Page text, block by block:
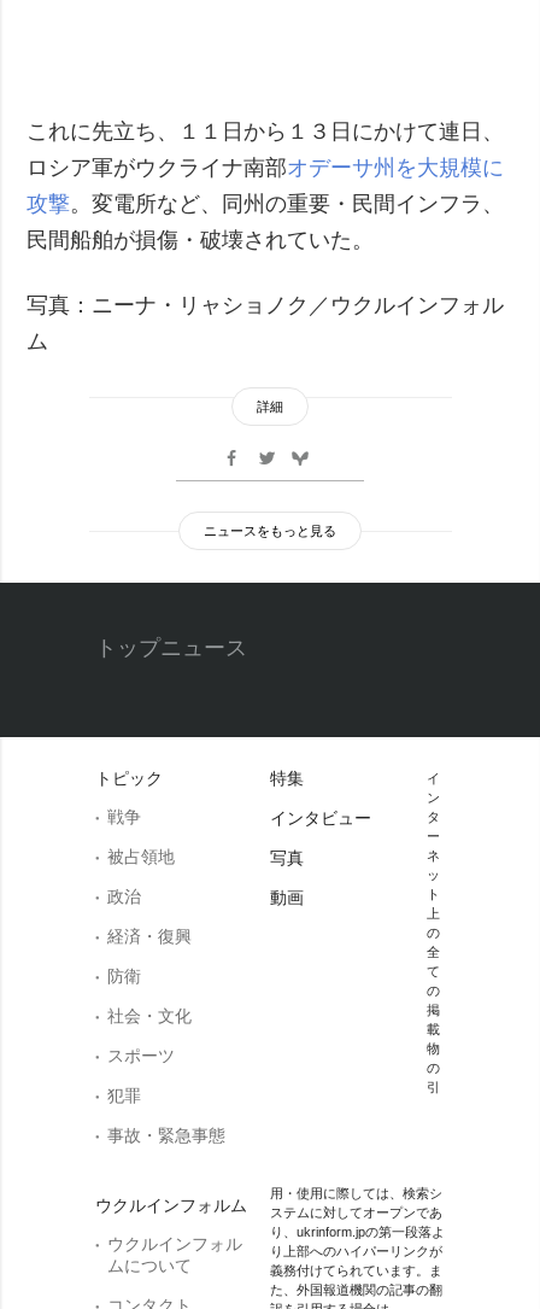
これに先立ち、１１日から１３日にかけて連日、
ロシア軍がウクライナ南部オデーサ州を大規模に
攻撃。変電所など、同州の重要・民間インフラ、
民間船舶が損傷・破壊されていた。
写真：ニーナ・リャショノク／ウクルインフォル
ム
詳細
ニュースをもっと見る
トップニュース
トピック
戦争
被占領地
政治
経済・復興
防衛
社会・文化
スポーツ
犯罪
事故・緊急事態
ウクルインフォルム
ウクルインフォル
ムについて
特集
インタビュー
写真
動画
イ
ン
タ
ー
ネ
ッ
ト
上
の
全
て
の
掲
載
物
の
引
用・使用に際しては、検索シ
ステムに対してオープンであ
り、ukrinform.jpの第一段落よ
り上部へのハイパーリンクが
義務付けてられています。ま
た、外国報道機関の記事の翻